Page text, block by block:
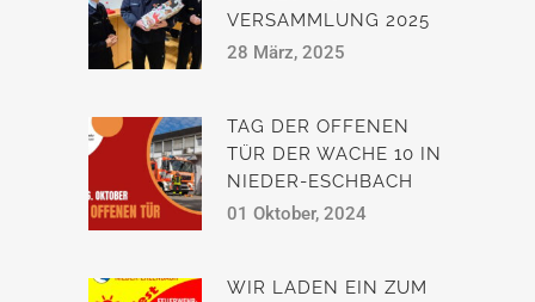
VERSAMMLUNG 2025
28 März, 2025
TAG DER OFFENEN
TÜR DER WACHE 10 IN
NIEDER-ESCHBACH
01 Oktober, 2024
WIR LADEN EIN ZUM